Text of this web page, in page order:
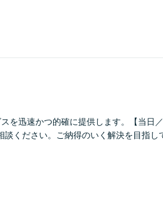
を迅速かつ的確に提供します。【当日
ください。ご納得のいく解決を目指し